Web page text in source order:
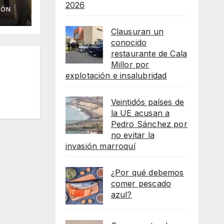
2026
Clausuran un
conocido
restaurante de Cala
Millor por
explotación e insalubridad
Veintidós países de
la UE acusan a
Pedro Sánchez por
no evitar la
invasión marroquí
¿Por qué debemos
comer pescado
azul?